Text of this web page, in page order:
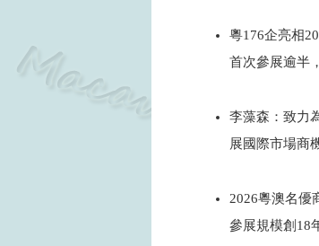
粵176企亮相
首次參展逾半
李藻森：致力
展國際市場商
2026粵澳名優
參展規模創18